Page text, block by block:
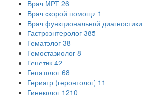
Врач МРТ 26
Врач скорой помощи 1
Врач функциональной диагностики
Гастроэнтеролог 385
Гематолог 38
Гемостазиолог 8
Генетик 42
Гепатолог 68
Гериатр (геронтолог) 11
Гинеколог 1210